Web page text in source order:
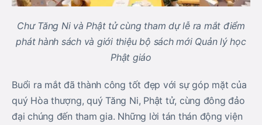
Chư Tăng Ni và Phật tử cùng tham dự lễ ra mắt điểm
phát hành sách và giới thiệu bộ sách mới Quản lý học
Phật giáo
Buổi ra mắt đã thành công tốt đẹp với sự góp mặt của
quý Hòa thượng, quý Tăng Ni, Phật tử, cùng đông đảo
đại chúng đến tham gia. Những lời tán thán động viện